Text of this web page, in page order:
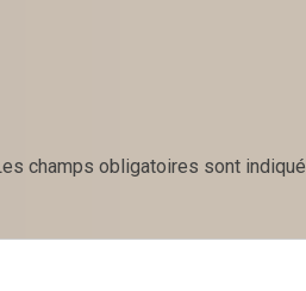
champs obligatoires sont